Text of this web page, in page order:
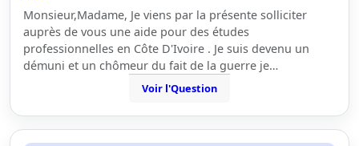
Monsieur,Madame, Je viens par la présente solliciter
auprès de vous une aide pour des études
professionnelles en Côte D'Ivoire . Je suis devenu un
démuni et un chômeur du fait de la guerre je…
Voir l'Question